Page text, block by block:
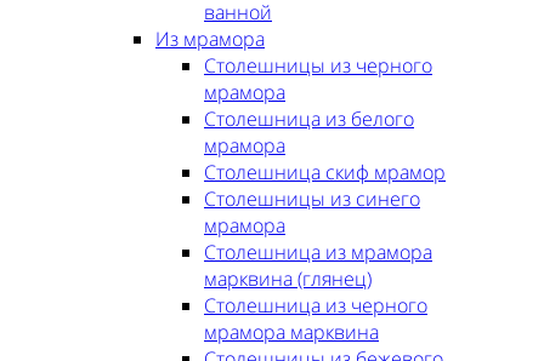
ванной
Из мрамора
Столешницы из черного
мрамора
Столешница из белого
мрамора
Столешница скиф мрамор
Столешницы из синего
мрамора
Столешница из мрамора
марквина (глянец)
Столешница из черного
мрамора марквина